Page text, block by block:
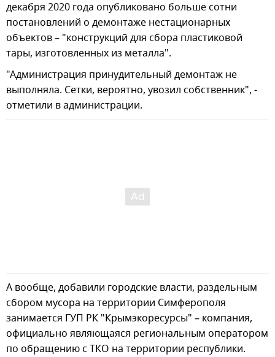
декабря 2020 года опубликовано больше сотни
постановлений о демонтаже нестационарных
объектов – "конструкций для сбора пластиковой
тары, изготовленных из металла".
"Администрация принудительный демонтаж не
выполняла. Сетки, вероятно, увозил собственник", -
отметили в администрации.
А вообще, добавили городские власти, раздельным
сбором мусора на территории Симферополя
занимается ГУП РК "Крымэкоресурсы" – компания,
официально являющаяся региональным оператором
по обращению с ТКО на территории республики.